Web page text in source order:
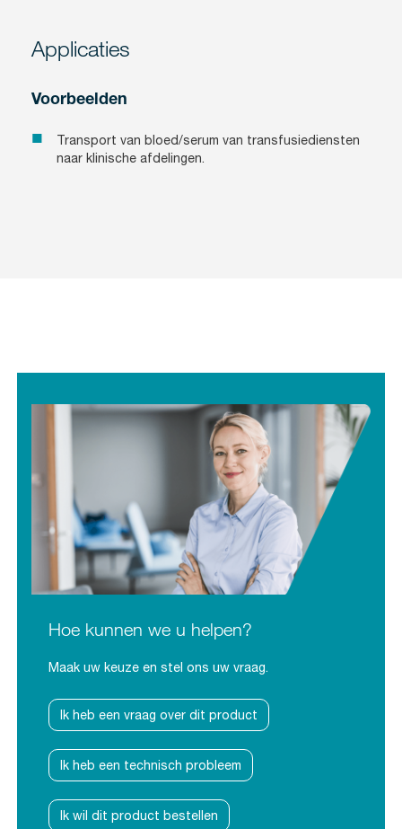
Applicaties
Voorbeelden
Transport van bloed/serum van transfusiediensten
naar klinische afdelingen.
Hoe kunnen we u helpen?
Maak uw keuze en stel ons uw vraag.
Ik heb een vraag over dit product
Ik heb een technisch probleem
Ik wil dit product bestellen